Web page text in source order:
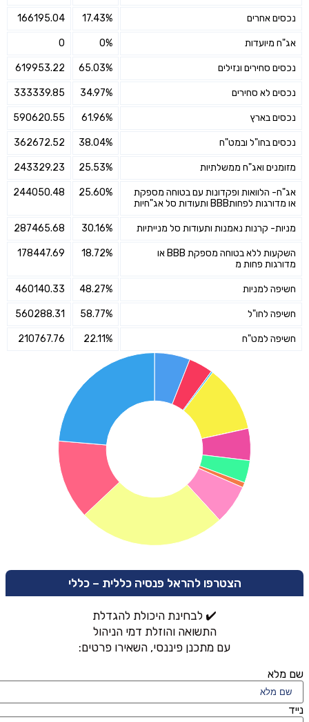
נכסים אחרים 17.43%
166195.04
אג"ח מיועדות 0%
0
נכסים סחירים ונזילים 65.03%
619953.22
נכסים לא סחירים 34.97%
333339.85
נכסים בארץ 61.96%
590620.55
נכסים בחו"ל ובמט"ח 38.04%
362672.52
מזומנים ואג"ח ממשלתיות 25.53%
243329.23
אג"ח- הלוואות ופקדונות עם בטוחה מספקת
או מדורגות לפחותBBB ותעודות סל אג"חיות
25.60%
244050.48
מניות- קרנות נאמנות ותעודות סל מנייתיות 30.16%
287465.68
השקעות ללא בטוחה מספקת BBB או
מדורגות פחות מ
18.72%
178447.69
חשיפה למניות 48.27%
460140.33
חשיפה לחו"ל 58.77%
560288.31
חשיפה למט"ח 22.11%
210767.76
הצטרפו להראל פנסיה כללית – כללי
✔️ לבחינת היכולת להגדלת
התשואה והוזלת דמי הניהול
עם מתכנן פיננסי, השאירו פרטים:
שם מלא
נייד